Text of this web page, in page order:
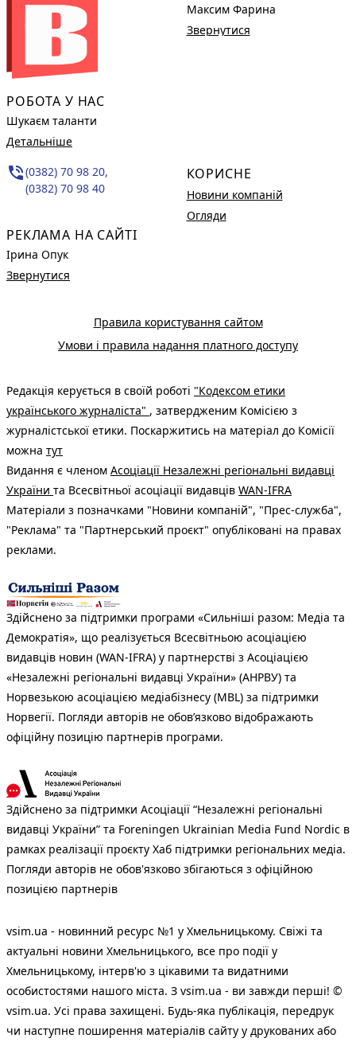
РОБОТА У НАС
Шукаєм таланти
Детальніше
phone_in_talk(0382) 70 98 20,
(0382) 70 98 40
РЕКЛАМА НА САЙТІ
Ірина Опук
Звернутися
Максим Фарина
Звернутися
КОРИСНЕ
Новини компаній
Огляди
Правила користування сайтом
Умови і правила надання платного доступу
Редакція керується в своїй роботі "Кодексом етики
українського журналіста" , затвердженим Комісією з
журналістської етики. Поскаржитись на матеріал до Комісії
можна тут
Видання є членом Асоціації Незалежні регіональні видавці
України та Всесвітньої асоціації видавців WAN-IFRA
Матеріали з позначками "Новини компаній", "Прес-служба",
"Реклама" та "Партнерський проєкт" опубліковані на правах
реклами.
Здійснено за підтримки програми «Сильніші разом: Медіа та
Демократія», що реалізується Всесвітньою асоціацією
видавців новин (WAN-IFRA) у партнерстві з Асоціацією
«Незалежні регіональні видавці України» (АНРВУ) та
Норвезькою асоціацією медіабізнесу (MBL) за підтримки
Норвегії. Погляди авторів не обов’язково відображають
офіційну позицію партнерів програми.
Здійснено за підтримки Асоціації “Незалежні регіональні
видавці України” та Foreningen Ukrainian Media Fund Nordic в
рамках реалізації проєкту Хаб підтримки регіональних медіа.
Погляди авторів не обов'язково збігаються з офіційною
позицією партнерів
vsim.ua - новинний ресурс №1 у Хмельницькому. Свіжі та
актуальні новини Хмельницького, все про події у
Хмельницькому, інтерв'ю з цікавими та видатними
особистостями нашого міста. З vsim.ua - ви завжди перші! ©
vsim.ua. Усі права захищені. Будь-яка публiкацiя, передрук
чи наступне поширення матеріалів сайту у друкованих або